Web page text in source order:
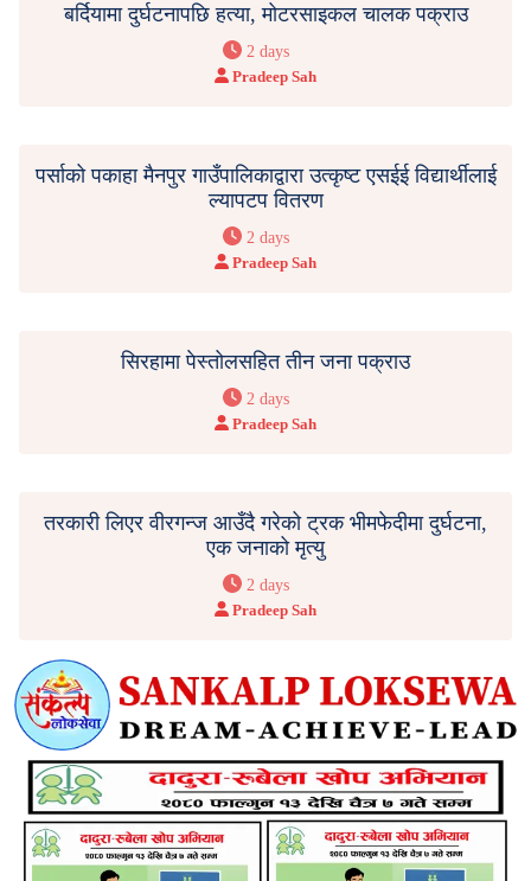
बर्दियामा दुर्घटनापछि हत्या, मोटरसाइकल चालक पक्राउ
2 days
Pradeep Sah
पर्साको पकाहा मैनपुर गाउँपालिकाद्वारा उत्कृष्ट एसईई विद्यार्थीलाई
ल्यापटप वितरण
2 days
Pradeep Sah
सिरहामा पेस्तोलसहित तीन जना पक्राउ
2 days
Pradeep Sah
तरकारी लिएर वीरगन्ज आउँदै गरेको ट्रक भीमफेदीमा दुर्घटना,
एक जनाको मृत्यु
2 days
Pradeep Sah